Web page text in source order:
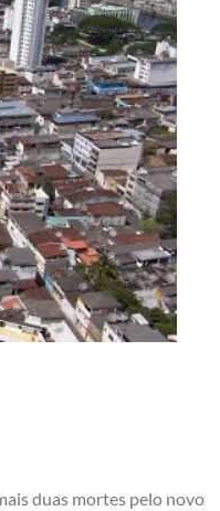
duas mortes pelo novo